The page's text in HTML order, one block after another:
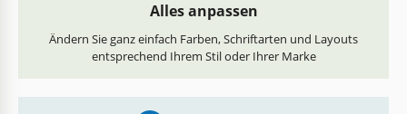
Alles anpassen
Ändern Sie ganz einfach Farben, Schriftarten und Layouts
entsprechend Ihrem Stil oder Ihrer Marke